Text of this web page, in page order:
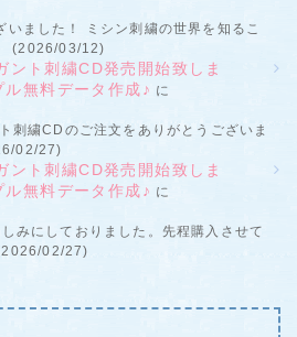
いました！ ミシン刺繍の世界を知るこ
(2026/03/12)
ト刺繍CD発売開始致しま
無料データ作成♪ に
刺繍CDのご注文をありがとうございま
02/27)
ト刺繍CD発売開始致しま
無料データ作成♪ に
みにしておりました。先程購入させて
02/27)